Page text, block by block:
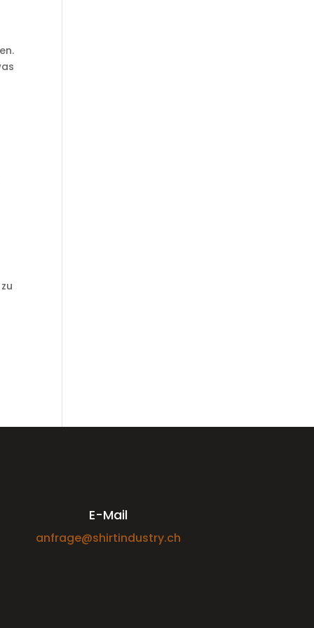
E-Mail
anfrage@shirtindustry.ch